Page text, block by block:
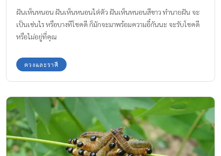
ฝันเห็นหนอน ฝันเห็นหนอนไต่ตัว ฝันเห็นหนอนสีขาว ทำนายฝัน จะ
เป็นเช่นไร หรือบางทีโชคดี ก็มักจะมาพร้อมความอี๋กันนะ จะรับโชคดี
หรือไม่อยู่ที่คุณ
ดวงและราศี